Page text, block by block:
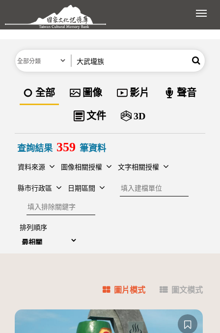
跳到主要內容區塊
展
分類 搜尋
資料類型
全部 圖像 影片 聲音
文件 3D
查詢結果 359 筆資料
資料來源 圖像相關授權 文字相關授權
縣市行政區 日期區間
建檔單位
排除關鍵字
排列順序
圖片模式 圖文模式